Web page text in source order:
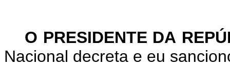
O PRESIDENTE DA
Nacional decreta e eu